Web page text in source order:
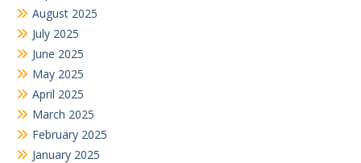
August 2025
July 2025
June 2025
May 2025
April 2025
March 2025
February 2025
January 2025